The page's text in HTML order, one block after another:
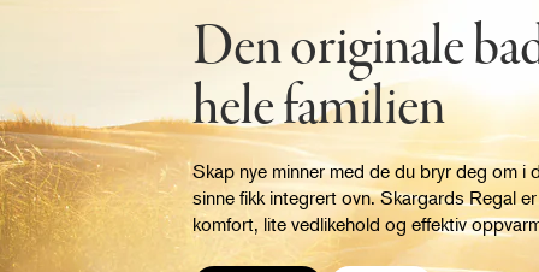
Den originale
hele familien
Skap nye minner med de du bryr deg om
sinne fikk integrert ovn. Skargards Regal
komfort, lite vedlikehold og effektiv